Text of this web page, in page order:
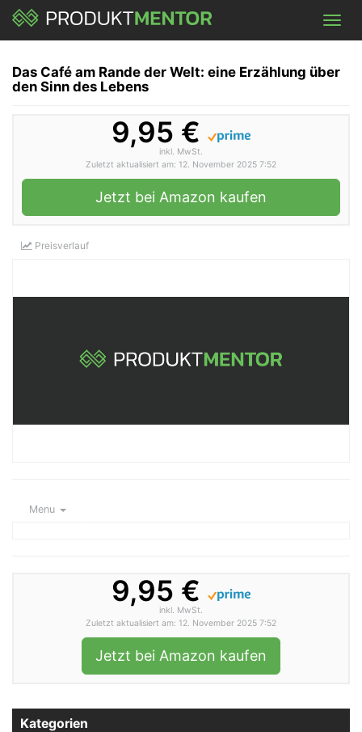
Skip
main
Das Café am Rande der Welt: eine Erzählung über
den Sinn des Lebens
9,95 €
inkl. MwSt.
Zuletzt aktualisiert am: 12. November 2025 7:52
Jetzt bei Amazon kaufen
Preisverlauf
Menu
9,95 €
inkl. MwSt.
Zuletzt aktualisiert am: 12. November 2025 7:52
Jetzt bei Amazon kaufen
Kategorien